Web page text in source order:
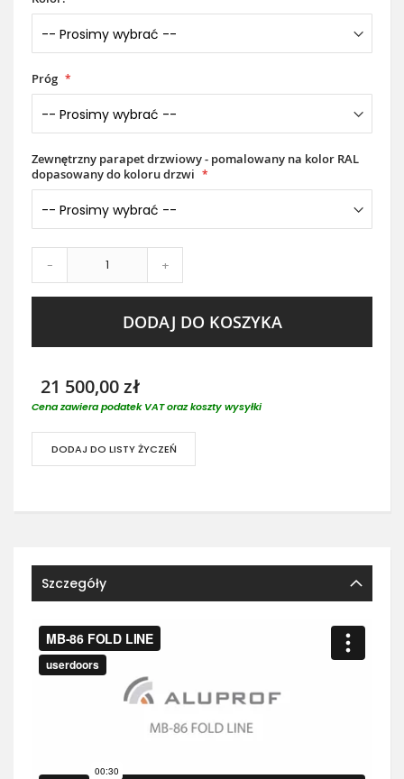
Próg
Zewnętrzny parapet drzwiowy - pomalowany na kolor RAL
dopasowany do koloru drzwi
- +
DODAJ DO KOSZYKA
21 500,00 zł
Cena zawiera podatek VAT oraz koszty wysyłki
DODAJ DO LISTY ŻYCZEŃ
Szczegóły